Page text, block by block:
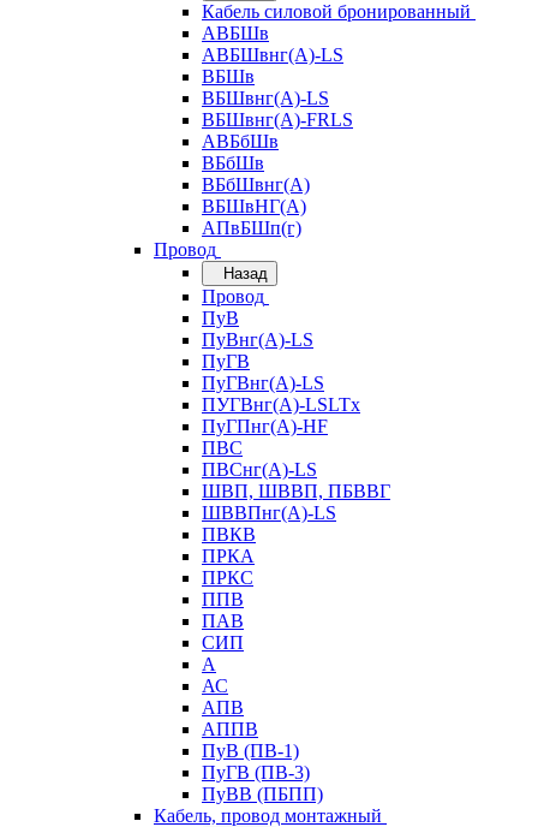
Кабель силовой бронированный
АВБШв
АВБШвнг(А)-LS
ВБШв
ВБШвнг(А)-LS
ВБШвнг(А)-FRLS
АВБбШв
ВБбШв
ВБбШвнг(А)
ВБШвНГ(А)
АПвБШп(г)
Провод
Назад
Провод
ПуВ
ПуВнг(А)-LS
ПуГВ
ПуГВнг(А)-LS
ПУГВнг(А)-LSLTx
ПуГПнг(А)-HF
ПВС
ПВСнг(А)-LS
ШВП, ШВВП, ПБВВГ
ШВВПнг(А)-LS
ПВКВ
ПРКА
ПРКС
ППВ
ПАВ
СИП
А
АС
АПВ
АППВ
ПуВ (ПВ-1)
ПуГВ (ПВ-3)
ПуВВ (ПБПП)
Кабель, провод монтажный